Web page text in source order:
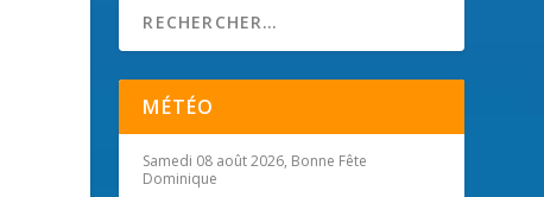
MÉTÉO
Samedi 08 août 2026, Bonne Fête
Dominique